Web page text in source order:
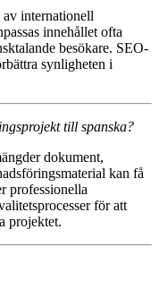
internationell
innehållet ofta
besökare. SEO-
synligheten i
till spanska?
dokument,
kan få
professionella
för att
projektet.